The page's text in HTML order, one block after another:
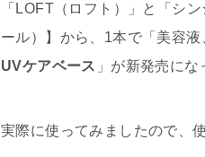
「LOFT（ロフト）」と「シ
ール）】から、1本で「美容
UVケアベース 」が新発売に
実際に使ってみましたので、